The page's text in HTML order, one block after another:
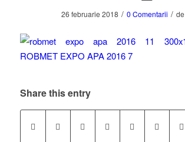
26 februarie 2018 / 0 Comentarii / de
Share this entry